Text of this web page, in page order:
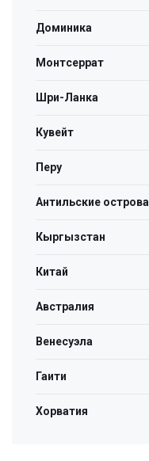
Доминика
Монтсеррат
Шри-Ланка
Кувейт
Перу
Антильские острова
Кыргызстан
Китай
Австралия
Венесуэла
Гаити
Хорватия